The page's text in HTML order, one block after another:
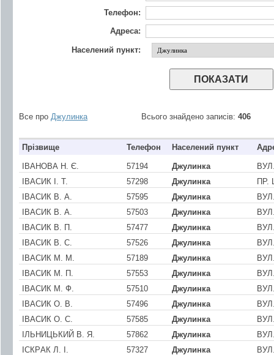
Телефон:
Адреса:
Населений пункт:
Все про Джулинка Всього знайдено записів: 406
Прізвище Телефон Населений пункт
ІВАНОВА Н. Є. 57194 Джулинка
ІВАСИК І. Т.
57298 Джулинка
ПР.
ІВАСИК В. А.
57595 Джулинка
ІВАСИК В. А.
57503 Джулинка
ІВАСИК В. П.
57477 Джулинка
ІВАСИК В. С.
57526 Джулинка
ІВАСИК М. М.
57189 Джулинка
ІВАСИК М. П.
57553 Джулинка
ІВАСИК М. Ф.
57510 Джулинка
ІВАСИК О. В.
57496 Джулинка
ІВАСИК О. С.
57585 Джулинка
ІЛЬНИЦЬКИЙ В. Я.
57862 Джулинка
ІСКPАК Л. І.
57327 Джулинка